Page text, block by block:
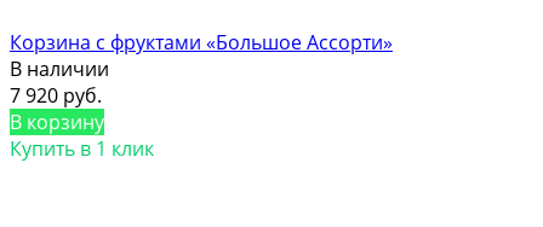
Корзина с фруктами «Большое Ассорти»
В наличии
7 920 руб.
В корзину
Купить в 1 клик